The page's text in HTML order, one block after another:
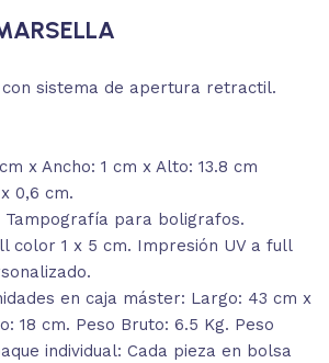
sistema de apertura retractil.
x Ancho: 1 cm x Alto: 13.8 cm
0,6 cm.
Tampografía para boligrafos.
color 1 x 5 cm. Impresión UV a full
en caja máster: Largo: 43 cm x
18 cm. Peso Bruto: 6.5 Kg. Peso
individual: Cada pieza en bolsa